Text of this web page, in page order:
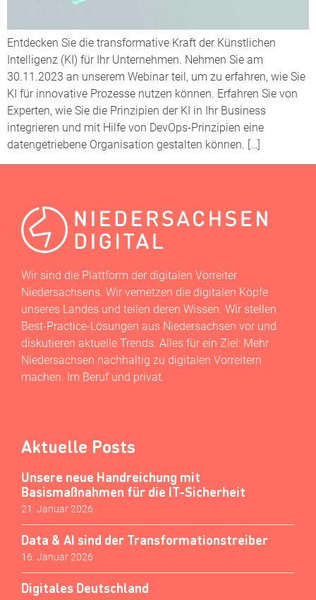
Entdecken Sie die transformative Kraft der Künstlichen
Intelligenz (KI) für Ihr Unternehmen. Nehmen Sie am
30.11.2023 an unserem Webinar teil, um zu erfahren, wie Sie
KI für innovative Prozesse nutzen können. Erfahren Sie von
Experten, wie Sie die Prinzipien der KI in Ihr Business
integrieren und mit Hilfe von DevOps-Prinzipien eine
datengetriebene Organisation gestalten können. […]
Wir sind die Plattform der digitalen Vorreiter
Niedersachsens. Wir vernetzen die digitalen Köpfe
unseres Landes und teilen deren Wissen. Wir stellen
Best-Practice-Lösungen aus Niedersachsen vor und
diskutieren aktuelle Trends. Alles für ein Ziel: Mehr
Niedersachsen nachhaltig zu digitalen Vorreitern
machen. Im Beruf und privat.
Aktuelle Posts
Unsere neue Handreichung mit
Basismaßnahmen für die IT-Sicherheit
21. Januar 2026
Data & AI sind der Transformationstreiber
16. Januar 2026
Digitales Deutschland